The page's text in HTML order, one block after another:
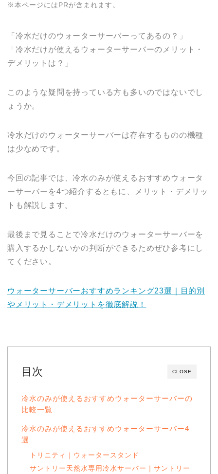
※本ページにはPRが含まれます。
「冷水だけのウォーターサーバーってあるの？」
「冷水だけが使えるウォーターサーバーのメリット・
デメリットは？」
このような疑問を持っている方も多いのではないでし
ょうか。
冷水だけのウォーターサーバーは存在するものの機種
は少なめです。
今回の記事では、冷水のみが使えるおすすめウォータ
ーサーバーを4つ紹介するともに、メリット・デメリッ
トも解説します。
最後まで見ることで冷水だけのウォーターサーバーを
購入するかしないかの判断ができるためぜひ参考にし
てください。
ウォーターサーバーおすすめランキング23選｜目的別
やメリット・デメリットを徹底解説！
CLOSE
目次
冷水のみが使えるおすすめウォーターサーバーの
比較一覧
冷水のみが使えるおすすめウォーターサーバー4
選
トリニティ｜ウォータースタンド
サントリー天然水専用冷水サーバー｜サントリー